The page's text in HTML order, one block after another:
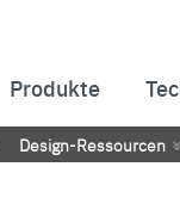
Produkte
Design-Ressourcen